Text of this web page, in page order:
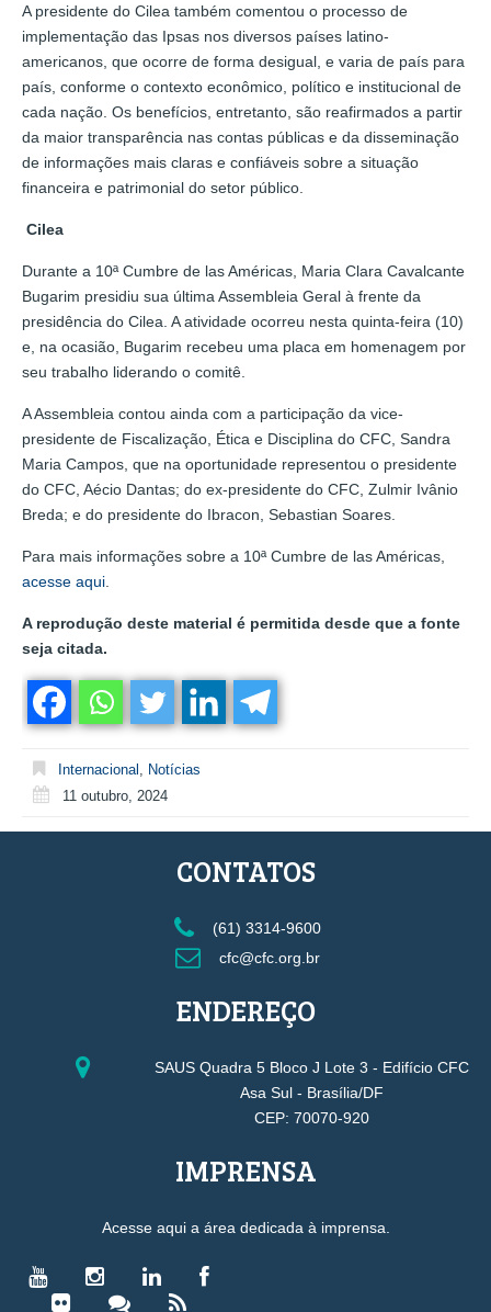
A presidente do Cilea também comentou o processo de
implementação das Ipsas nos diversos países latino-
americanos, que ocorre de forma desigual, e varia de país para
país, conforme o contexto econômico, político e institucional de
cada nação. Os benefícios, entretanto, são reafirmados a partir
da maior transparência nas contas públicas e da disseminação
de informações mais claras e confiáveis sobre a situação
financeira e patrimonial do setor público.
Cilea
Durante a 10ª Cumbre de las Américas, Maria Clara Cavalcante
Bugarim presidiu sua última Assembleia Geral à frente da
presidência do Cilea. A atividade ocorreu nesta quinta-feira (10)
e, na ocasião, Bugarim recebeu uma placa em homenagem por
seu trabalho liderando o comitê.
A Assembleia contou ainda com a participação da vice-
presidente de Fiscalização, Ética e Disciplina do CFC, Sandra
Maria Campos, que na oportunidade representou o presidente
do CFC, Aécio Dantas; do ex-presidente do CFC, Zulmir Ivânio
Breda; e do presidente do Ibracon, Sebastian Soares.
Para mais informações sobre a 10ª Cumbre de las Américas,
acesse aqui
A reprodução deste material é permitida desde que a fonte
seja citada.
Internacional
Notícias
11 outubro, 2024
CONTATOS
(61) 3314-9600
cfc@cfc.org.br
ENDEREÇO
SAUS Quadra 5 Bloco J Lote 3 - Edifício CFC
Asa Sul - Brasília/DF
CEP: 70070-920
IMPRENSA
Acesse aqui a área dedicada à imprensa.